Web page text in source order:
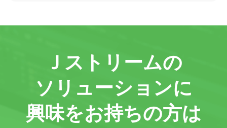
Ｊストリームの
ソリューションに
興味をお持ちの方は